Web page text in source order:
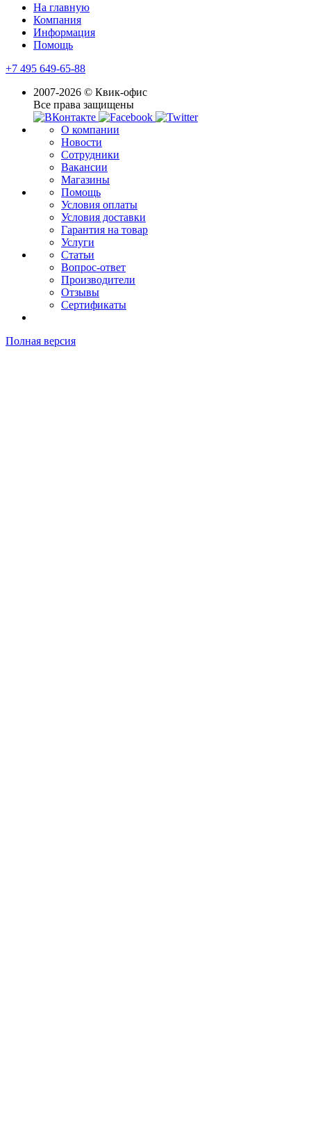
На главную
Компания
Информация
Помощь
+7 495 649-65-88
2007-2026 © Квик-офис
Все права защищены
О компании
Новости
Сотрудники
Вакансии
Магазины
Помощь
Условия оплаты
Условия доставки
Гарантия на товар
Услуги
Статьи
Вопрос-ответ
Производители
Отзывы
Сертификаты
Полная версия